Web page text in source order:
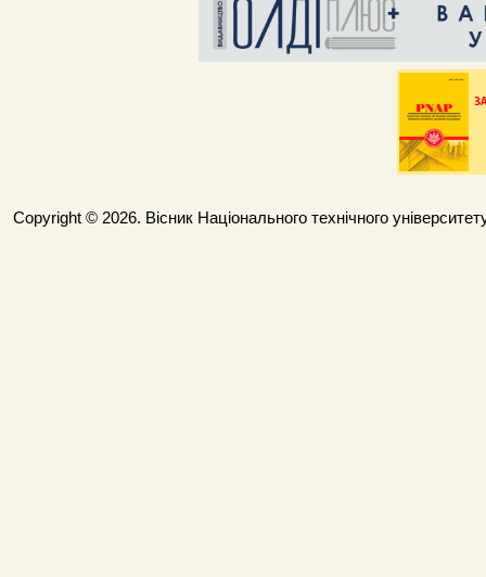
Copyright © 2026. Вісник Національного технічного